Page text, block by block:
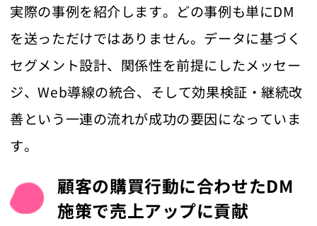
実際の事例を紹介します。どの事例も単にDM
を送っただけではありません。データに基づく
セグメント設計、関係性を前提にしたメッセー
ジ、Web導線の統合、そして効果検証・継続改
善という一連の流れが成功の要因になっていま
す。
顧客の購買行動に合わせたDM
施策で売上アップに貢献